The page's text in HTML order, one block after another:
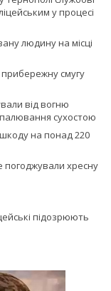
у процесі
людину на місці
смугу
від вогню
сухостою
на понад 220
погоджували хресну
підозрюють